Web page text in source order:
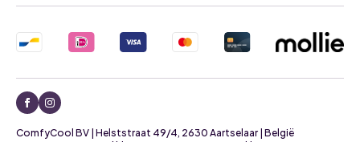
ComfyCool BV | Helststraat 49/4, 2630 Aartselaar | België